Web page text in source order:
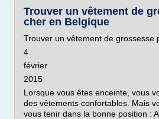
Trouver un vêtement de
cher en Belgique
Trouver un vêtement de grossesse
4
février
2015
Lorsque vous êtes enceinte, vous
des vêtements confortables. Mais
vous tenir dans la bonne position :